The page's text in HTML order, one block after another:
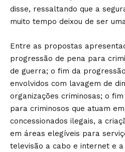
disse, ressaltando que a
muito tempo deixou de ser
Entre as propostas
progressão de pena para
de guerra; o fim da
envolvidos com lavagem de
organizações criminosas; o
para criminosos que atuam
concessionados ilegais, a
em áreas elegíveis para
televisão a cabo e internet e